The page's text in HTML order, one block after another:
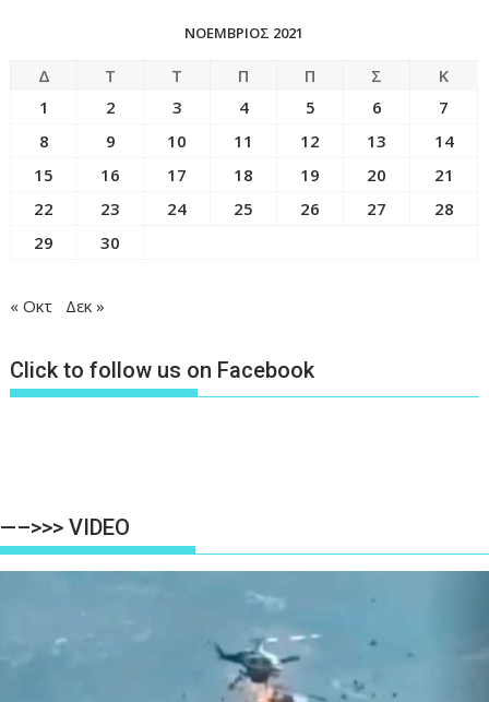
ΝΟΈΜΒΡΙΟΣ 2021
Δ Τ Τ Π Π Σ
Κ
1
2 3 4 5 6
7
8
9 10 11 12 13
14
15
16 17 18 19 20
21
22
23 24 25 26 27
28
29
30
« Οκτ Δεκ »
Click to follow us on Facebook
—–>>> VIDEO